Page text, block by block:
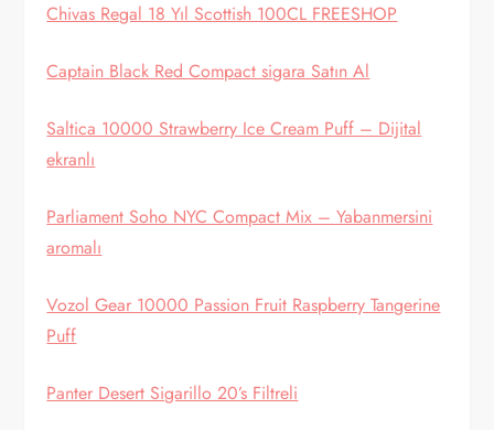
Chivas Regal 18 Yıl Scottish 100CL FREESHOP
Captain Black Red Compact sigara Satın Al
Saltica 10000 Strawberry Ice Cream Puff – Dijital
ekranlı
Parliament Soho NYC Compact Mix – Yabanmersini
aromalı
Vozol Gear 10000 Passion Fruit Raspberry Tangerine
Puff
Panter Desert Sigarillo 20’s Filtreli